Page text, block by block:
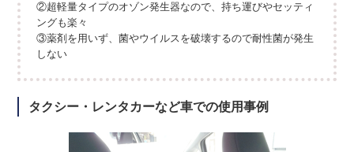
②超軽量タイプのオゾン発生器なので、持ち運びやセッティ
ングも楽々
③薬剤を用いず、菌やウイルスを破壊するので耐性菌が発生
しない
タクシー・レンタカーなど車での使用事例